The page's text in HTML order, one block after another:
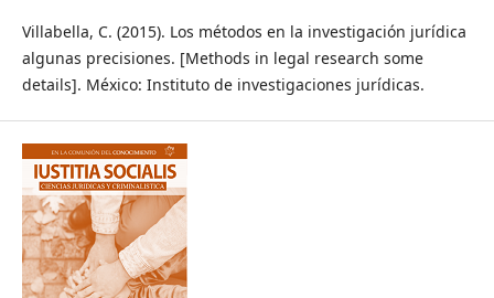
Villabella, C. (2015). Los métodos en la investigación jurídica
algunas precisiones. [Methods in legal research some
details]. México: Instituto de investigaciones jurídicas.